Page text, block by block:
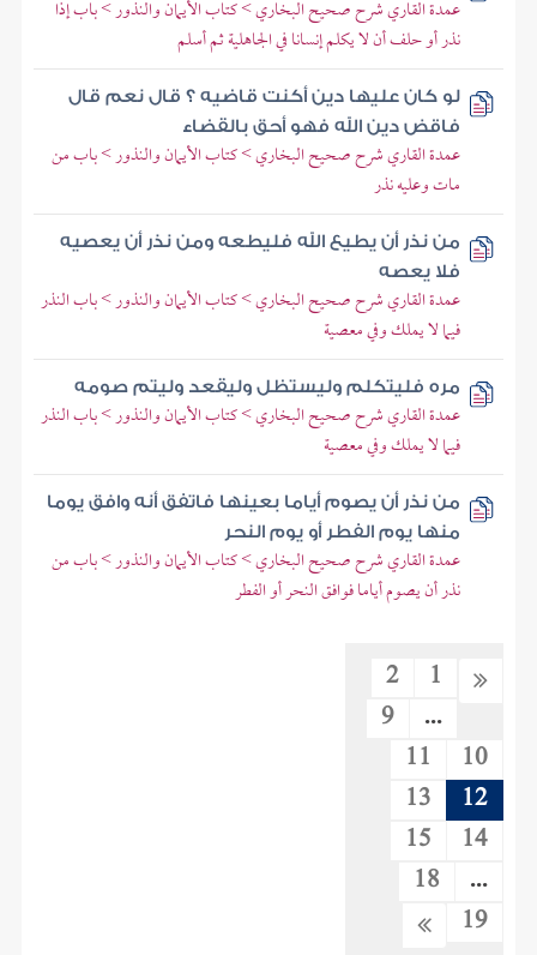
عمدة القاري شرح صحيح البخاري > كتاب الأيمان والنذور > باب إذا
نذر أو حلف أن لا يكلم إنسانا في الجاهلية ثم أسلم
لو كان عليها دين أكنت قاضيه ؟ قال نعم قال
فاقض دين الله فهو أحق بالقضاء
عمدة القاري شرح صحيح البخاري > كتاب الأيمان والنذور > باب من
مات وعليه نذر
من نذر أن يطيع الله فليطعه ومن نذر أن يعصيه
فلا يعصه
عمدة القاري شرح صحيح البخاري > كتاب الأيمان والنذور > باب النذر
فيما لا يملك وفي معصية
مره فليتكلم وليستظل وليقعد وليتم صومه
عمدة القاري شرح صحيح البخاري > كتاب الأيمان والنذور > باب النذر
فيما لا يملك وفي معصية
من نذر أن يصوم أياما بعينها فاتفق أنه وافق يوما
منها يوم الفطر أو يوم النحر
عمدة القاري شرح صحيح البخاري > كتاب الأيمان والنذور > باب من
نذر أن يصوم أياما فوافق النحر أو الفطر
1
2
...
9
10
11
12
13
14
15
...
18
19